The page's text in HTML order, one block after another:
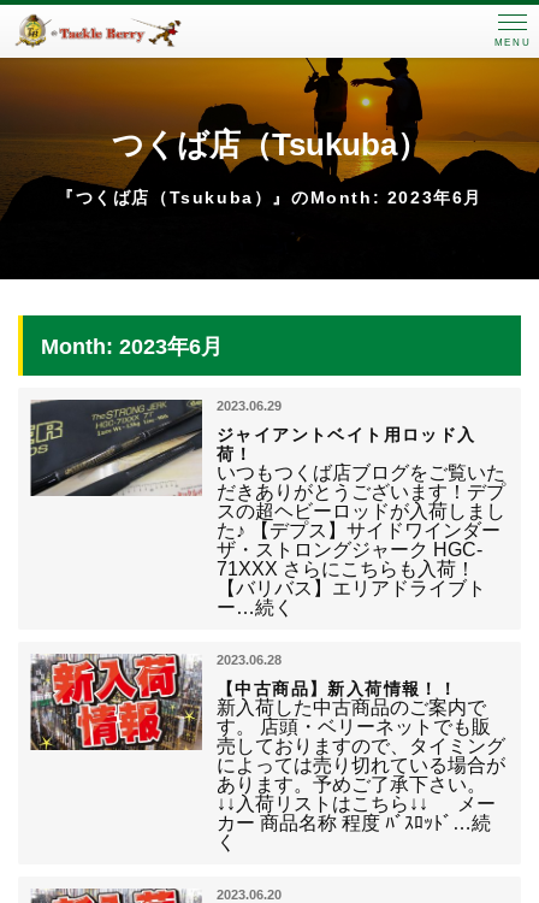
MENU
つくば店（Tsukuba）
『つくば店（Tsukuba）』のMonth: 2023年6月
Month: 2023年6月
2023.06.29
ジャイアントベイト用ロッド入
荷！
いつもつくば店ブログをご覧いた
だきありがとうございます！デプ
スの超ヘビーロッドが入荷しまし
た♪ 【デプス】サイドワインダー
ザ・ストロングジャーク HGC-
71XXX さらにこちらも入荷！
【バリバス】エリアドライブト
ー…続く
2023.06.28
【中古商品】新入荷情報！！
新入荷した中古商品のご案内で
す。 店頭・ベリーネットでも販
売しておりますので、タイミング
によっては売り切れている場合が
あります。予めご了承下さい。
↓↓入荷リストはこちら↓↓ メー
カー 商品名称 程度 ﾊﾞｽﾛｯﾄﾞ…続
く
2023.06.20